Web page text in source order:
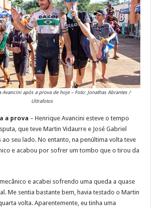
Avancini após a prova de hoje – Foto: Jonathas Abrantes /
Ultrafotos
a prova – Henrique Avancini esteve o tempo
que teve Martin Vidaurre e José Gabriel
seu lado. No entanto, na penúltima volta teve
e acabou por sofrer um tombo que o tirou da
e acabei sofrendo uma queda a quase
Me sentia bastante bem, havia testado o Martin
volta. Aparentemente, eu tinha uma